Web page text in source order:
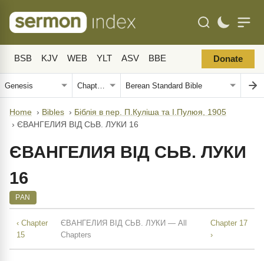
BSB KJV WEB YLT ASV BBE Donate
Home › Bibles › Біблія в пер. П.Куліша та І.Пулюя, 1905
› ЄВАНГЕЛИЯ ВІД СЬВ. ЛУКИ 16
ЄВАНГЕЛИЯ ВІД СЬВ. ЛУКИ
16
PAN
‹ Chapter
15
ЄВАНГЕЛИЯ ВІД СЬВ. ЛУКИ — All
Chapters
Chapter 17
›